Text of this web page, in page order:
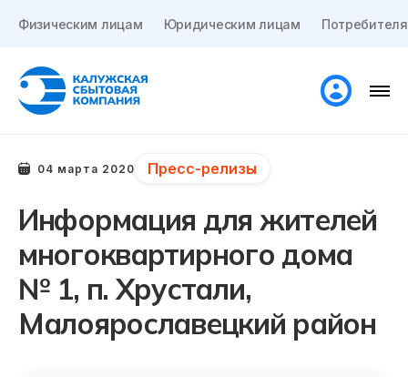
Физическим лицам Юридическим лицам
04 марта 2020 Пресс-релизы
Информация для жителей
многоквартирного дома
№ 1, п. Хрустали,
Малоярославецкий район